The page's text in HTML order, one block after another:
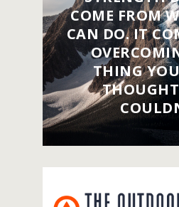
COME FROM
CAN DO. IT
THING